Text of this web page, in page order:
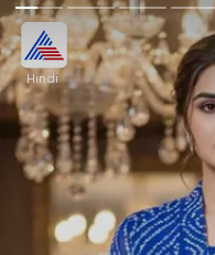
Hindi